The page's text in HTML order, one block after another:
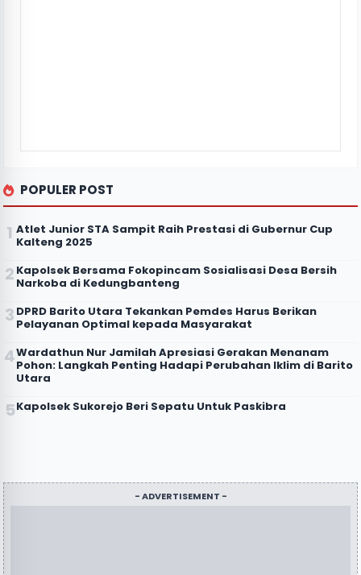
POPULER POST
Atlet Junior STA Sampit Raih Prestasi di Gubernur Cup
Kalteng 2025
Kapolsek Bersama Fokopincam Sosialisasi Desa Bersih
Narkoba di Kedungbanteng
DPRD Barito Utara Tekankan Pemdes Harus Berikan
Pelayanan Optimal kepada Masyarakat
Wardathun Nur Jamilah Apresiasi Gerakan Menanam
Pohon: Langkah Penting Hadapi Perubahan Iklim di Barito
Utara
Kapolsek Sukorejo Beri Sepatu Untuk Paskibra
- ADVERTISEMENT -